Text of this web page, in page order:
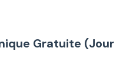
Gratuite (Jour